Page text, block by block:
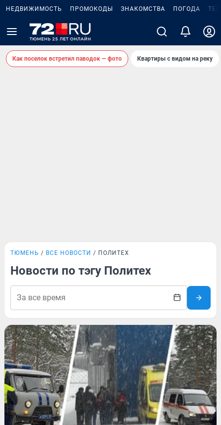
НЕДВИЖИМОСТЬ ПРОМОКОДЫ ЗНАКОМСТВА ПОГОДА
Как поселок встретил паводок — фото Квартиры с видом на реку
ТЮМЕНЬ ВСЕ НОВОСТИ ПОЛИТЕХ
Новости по тэгу Политех